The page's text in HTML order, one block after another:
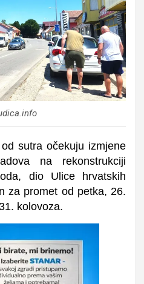
sutra očekuju izmjene
na rekonstrukciji
dio Ulice hrvatskih
za promet od petka, 26.
kolovoza.